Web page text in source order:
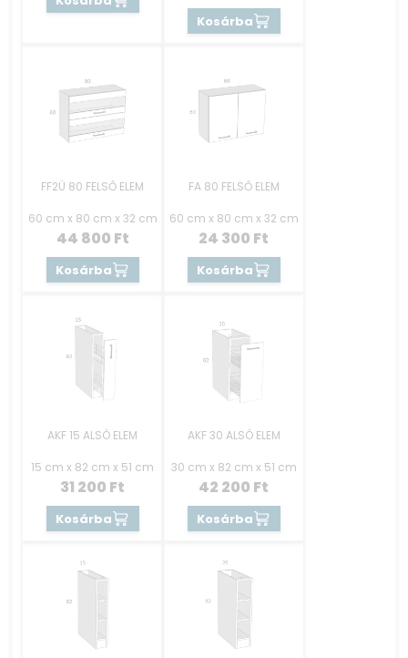
Kosárba
FF2Ü 80 FELSŐ ELEM
60 cm x 80 cm x 32 cm
44 800 Ft
Kosárba
FA 80 FELSŐ ELEM
60 cm x 80 cm x 32 cm
24 300 Ft
Kosárba
AKF 15 ALSÓ ELEM
15 cm x 82 cm x 51 cm
31 200 Ft
Kosárba
AKF 30 ALSÓ ELEM
30 cm x 82 cm x 51 cm
42 200 Ft
Kosárba